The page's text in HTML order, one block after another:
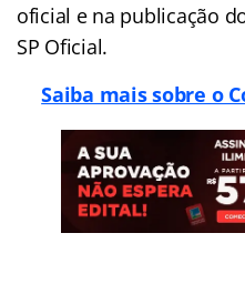
oficial e na publicação
SP Oficial.
Saiba mais sobre o